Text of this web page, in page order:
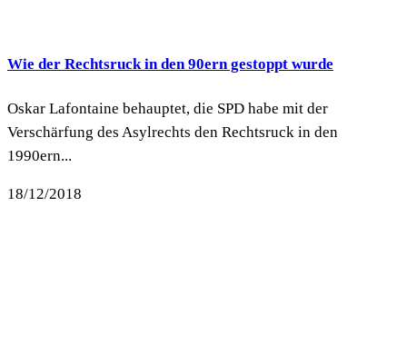
Wie der Rechtsruck in den 90ern gestoppt wurde
Oskar Lafontaine behauptet, die SPD habe mit der
Verschärfung des Asylrechts den Rechtsruck in den
1990ern...
18/12/2018